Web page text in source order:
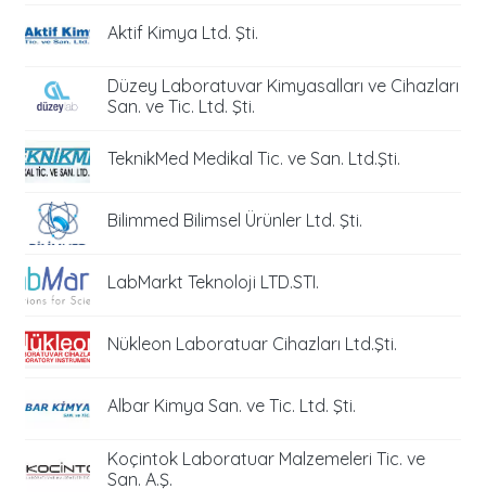
Aktif Kimya Ltd. Şti.
Düzey Laboratuvar Kimyasalları ve Cihazları
San. ve Tic. Ltd. Şti.
TeknikMed Medikal Tic. ve San. Ltd.Şti.
Bilimmed Bilimsel Ürünler Ltd. Şti.
LabMarkt Teknoloji LTD.STI.
Nükleon Laboratuar Cihazları Ltd.Şti.
Albar Kimya San. ve Tic. Ltd. Şti.
Koçintok Laboratuar Malzemeleri Tic. ve
San. A.Ş.